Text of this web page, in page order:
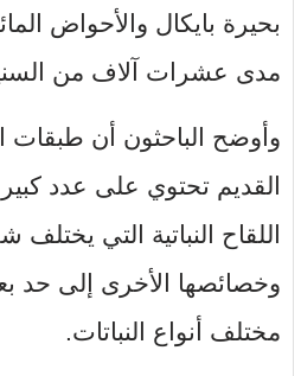
بحيرة بايكال والأحواض
مدى عشرات آلاف من
وأوضح الباحثون أن طبقات
القديم تحتوي على عدد
اللقاح النباتية التي يختلف
وخصائصها الأخرى إلى حد
مختلف أنواع النباتات.